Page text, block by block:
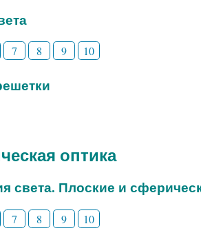
7 8 9 10
оптика
света. Плоские и
7 8 9 10